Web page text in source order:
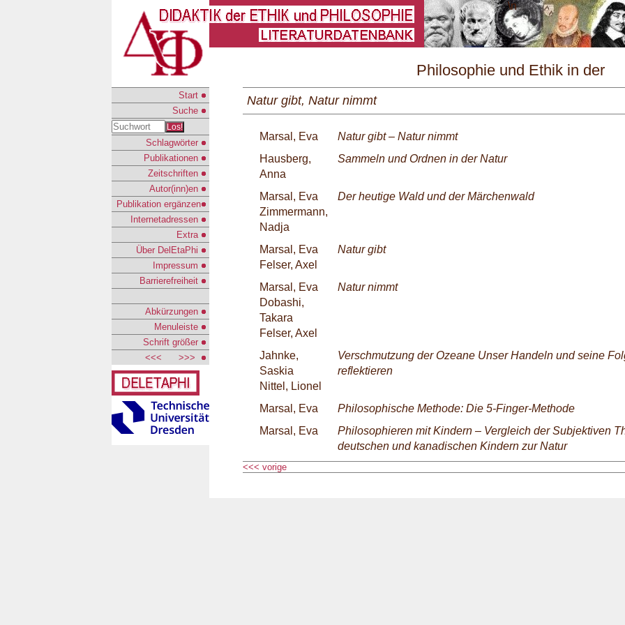
Start
Suche
Los!
Schlagwörter
Publikationen
Zeitschriften
Autor(inn)en
Publikation ergänzen
Internetadressen
Extra
Über DelEtaPhi
Impressum
Barrierefreiheit
Abkürzungen
Menuleiste
Schrift größer
<<<
>>>
Philosophie und Ethik in der
Grundschule Nr. 2/2021
Natur gibt, Natur nimmt
Marsal, Eva
Natur gibt – Natur nimmt
Hausberg,
Anna
Sammeln und Ordnen in der Natur
Marsal, Eva
Zimmermann,
Nadja
Der heutige Wald und der Märchenwald
Marsal, Eva
Felser, Axel
Natur gibt
Marsal, Eva
Dobashi,
Takara
Felser, Axel
Natur nimmt
Jahnke,
Saskia
Nittel, Lionel
Verschmutzung der Ozeane Unser Handeln und seine
reflektieren
Marsal, Eva
Philosophische Methode: Die 5-Finger-Methode
Marsal, Eva
Philosophieren mit Kindern – Vergleich der Subjektiven
deutschen und kanadischen Kindern zur Natur
<<< vorige